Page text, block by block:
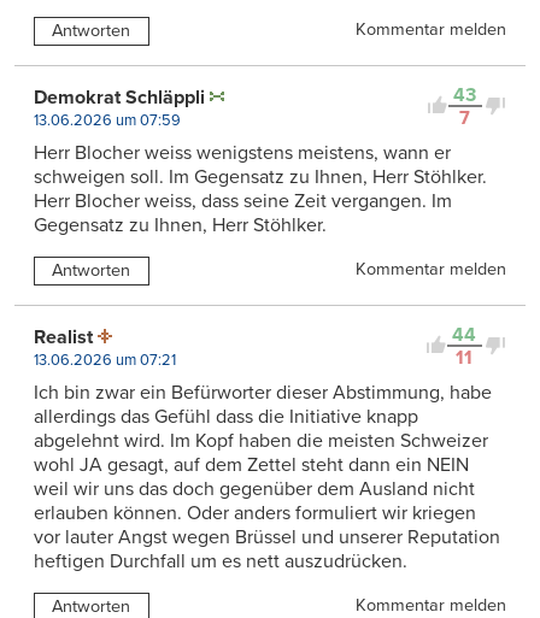
Antworten Kommentar melden
43
7
Demokrat Schläppli
13.06.2026 um 07:59
Herr Blocher weiss wenigstens meistens, wann er
schweigen soll. Im Gegensatz zu Ihnen, Herr Stöhlker.
Herr Blocher weiss, dass seine Zeit vergangen. Im
Gegensatz zu Ihnen, Herr Stöhlker.
Antworten Kommentar melden
44
11
Realist
13.06.2026 um 07:21
Ich bin zwar ein Befürworter dieser Abstimmung, habe
allerdings das Gefühl dass die Initiative knapp
abgelehnt wird. Im Kopf haben die meisten Schweizer
wohl JA gesagt, auf dem Zettel steht dann ein NEIN
weil wir uns das doch gegenüber dem Ausland nicht
erlauben können. Oder anders formuliert wir kriegen
vor lauter Angst wegen Brüssel und unserer Reputation
heftigen Durchfall um es nett auszudrücken.
Antworten
Kommentar melden